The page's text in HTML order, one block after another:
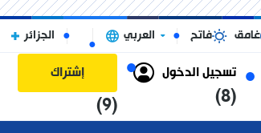
تسجيل الدخول
(8)
إشتراك
(9)
غامق فاتح العربي الجزائر